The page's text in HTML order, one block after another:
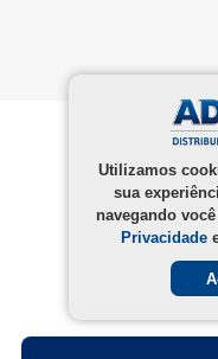
Utilizamos
sua
navegando
Privacidade